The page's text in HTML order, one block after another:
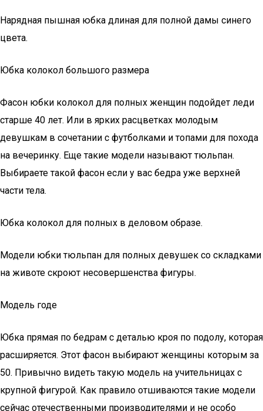
Нарядная пышная юбка длиная для полной дамы синего
цвета.
Юбка колокол большого размера
Фасон юбки колокол для полных женщин подойдет леди
старше 40 лет. Или в ярких расцветках молодым
девушкам в сочетании с футболками и топами для похода
на вечеринку. Еще такие модели называют тюльпан.
Выбираете такой фасон если у вас бедра уже верхней
части тела.
Юбка колокол для полных в деловом образе.
Модели юбки тюльпан для полных девушек со складками
на животе скроют несовершенства фигуры.
Модель годе
Юбка прямая по бедрам с деталью кроя по подолу, которая
расширяется. Этот фасон выбирают женщины которым за
50. Привычно видеть такую модель на учительницах с
крупной фигурой. Как правило отшиваются такие модели
сейчас отечественными производителями и не особо